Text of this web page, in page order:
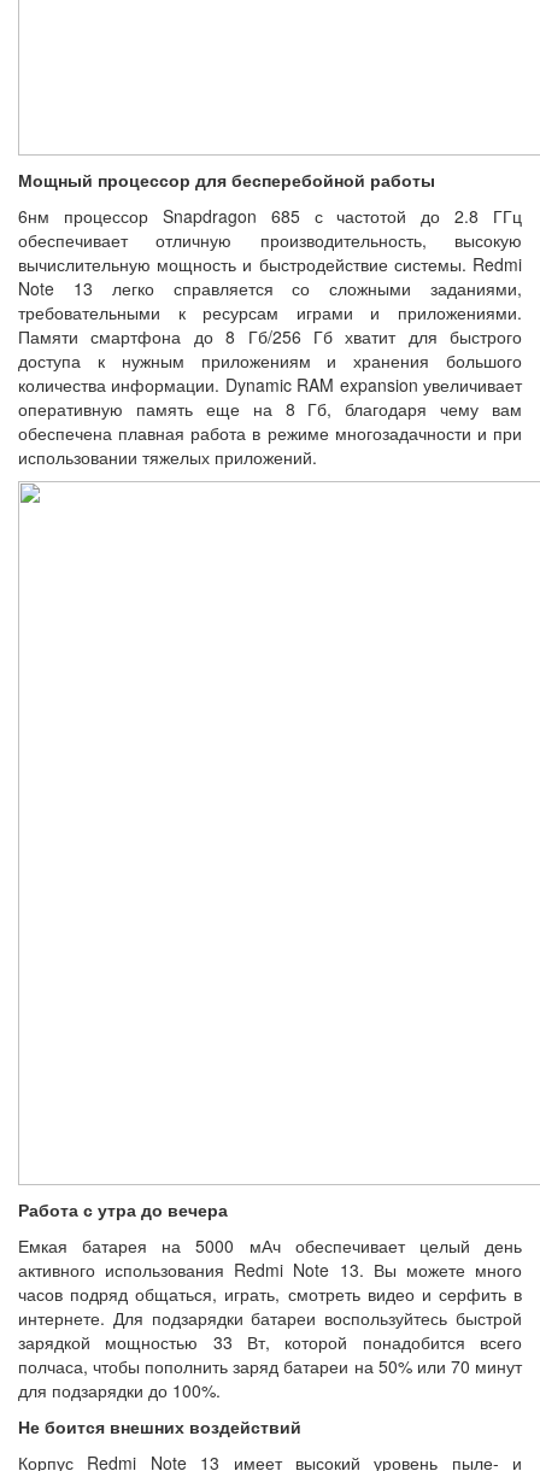
Мощный процессор для бесперебойной работы
6нм процессор Snapdragon 685 с частотой до 2.8 ГГц
обеспечивает отличную производительность, высокую
вычислительную мощность и быстродействие системы. Redmi
Note 13 легко справляется со сложными заданиями,
требовательными к ресурсам играми и приложениями.
Памяти смартфона до 8 Гб/256 Гб хватит для быстрого
доступа к нужным приложениям и хранения большого
количества информации. Dynamic RAM expansion увеличивает
оперативную память еще на 8 Гб, благодаря чему вам
обеспечена плавная работа в режиме многозадачности и при
использовании тяжелых приложений.
Работа с утра до вечера
Емкая батарея на 5000 мАч обеспечивает целый день
активного использования Redmi Note 13. Вы можете много
часов подряд общаться, играть, смотреть видео и серфить в
интернете. Для подзарядки батареи воспользуйтесь быстрой
зарядкой мощностью 33 Вт, которой понадобится всего
полчаса, чтобы пополнить заряд батареи на 50% или 70 минут
для подзарядки до 100%.
Не боится внешних воздействий
Корпус Redmi Note 13 имеет высокий уровень пыле- и